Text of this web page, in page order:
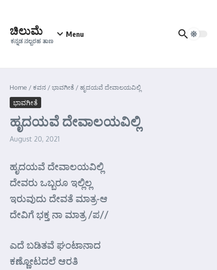
ಚಿಲುಮೆ
ಕನ್ನಡ ನಲ್ಬರಹ ತಾಣ
Menu
Home /ಕವನ /ಭಾವಗೀತೆ /ಹೃದಯವೆ ದೇವಾಲಯವಿಲ್ಲಿ
ಭಾವಗೀತೆ
ಹೃದಯವೆ ದೇವಾಲಯವಿಲ್ಲಿ
August 20, 2021
ಹೃದಯವೆ ದೇವಾಲಯವಿಲ್ಲಿ
ದೇವರು ಒಬ್ಬರೂ ಇಲ್ಲಿಲ್ಲ
ಇರುವುದು ದೇವತೆ ಮಾತ್ರ-ಆ
ದೇವಿಗೆ ಭಕ್ತ ನಾ ಮಾತ್ರ /ಪ//
ಎದೆ ಬಡಿತವೆ ಘಂಟಾನಾದ
ಕಣ್ಣೋಟದಲೆ ಆರತಿ